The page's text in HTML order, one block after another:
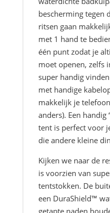
bescherming tegen
ritsen gaan
met 1 hand te
één punt zodat je
moet openen, zelfs
super handig
met handige
makkelijk je
anders). Een handig
tent is perfect voor
die andere kleine
Kijken we naar de
is voorzien van
tentstokken. De
een DuraShield™